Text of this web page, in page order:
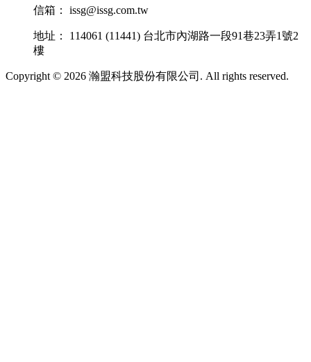
信箱： issg@issg.com.tw
地址： 114061 (11441) 台北市內湖路一段91巷23弄1號2
樓
Copyright © 2026 瀚盟科技股份有限公司. All rights reserved.